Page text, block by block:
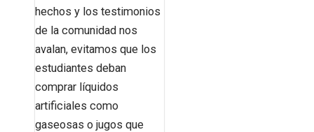
hechos y los testimonios
de la comunidad nos
avalan, evitamos que los
estudiantes deban
comprar líquidos
artificiales como
gaseosas o jugos que